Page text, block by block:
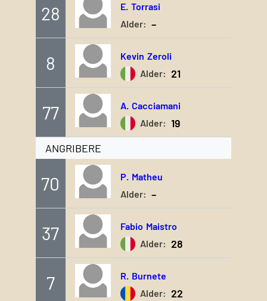
28 E. Torrasi
Alder: –
8 Kevin Zeroli
Alder: 21
77 A. Cacciamani
Alder: 19
ANGRIBERE
70 P. Matheu
Alder: –
37 Fabio Maistro
Alder: 28
7 R. Burnete
Alder: 22